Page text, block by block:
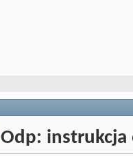
Odp: instrukcja